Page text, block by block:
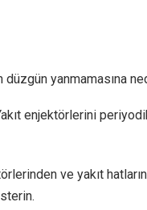
düzgün yanmamasına
enjektörlerini
ve yakıt